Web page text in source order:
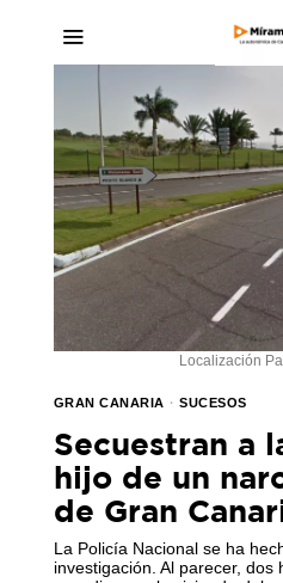
Localización
GRAN CANARIA · SUCESOS
Secuestran a
hijo de un
de Gran
La Policía Nacional se ha
investigación. Al parecer, dos